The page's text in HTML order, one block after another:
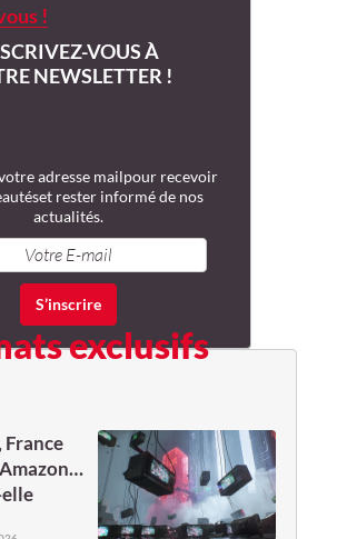
!
VOUS À
NEWSLETTER !
adresse mailpour recevoir
et rester informé de nos
actualités.
exclusifs
France